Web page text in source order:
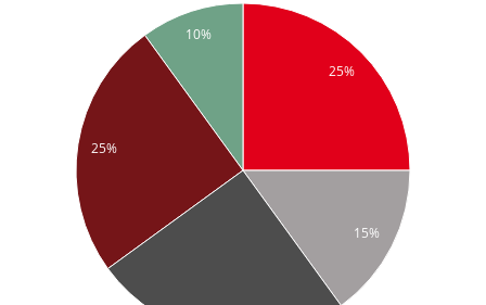
25%
15%
10%
25%